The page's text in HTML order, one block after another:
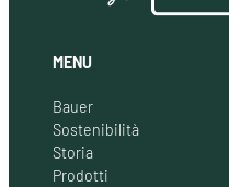
MENU
Bauer
Sostenibilità
Storia
Prodotti